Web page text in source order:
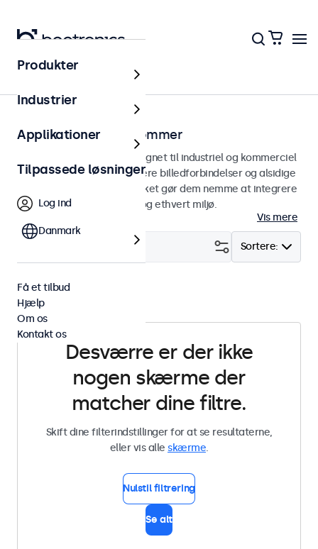
Hjem
Skærme fra 7 til 32 tommer
Professionelle skærme designet til industriel og kommerciel
brug. Skærmene tilbyder flere billedforbindelser og alsidige
monteringsmuligheder, hvilket gør dem nemme at integrere
i enhver anvendelsesform og ethvert miljø.
Vis mere
Sortere:
Høj lysstyrke
Desværre er der ikke
nogen skærme der
matcher dine filtre.
Skift dine filterindstillinger for at se resultaterne,
eller vis alle skærme.
Nulstil filtrering
Se alt
Produkter
Industrier
Applikationer
Tilpassede løsninger
Log ind
Danmark
Få et tilbud
Hjælp
Om os
Kontakt os